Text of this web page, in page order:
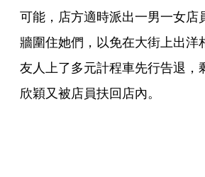
可能，店方適時派出一男一女店
牆圍住她們，以免在大街上出洋
友人上了多元計程車先行告退，
欣穎又被店員扶回店內。